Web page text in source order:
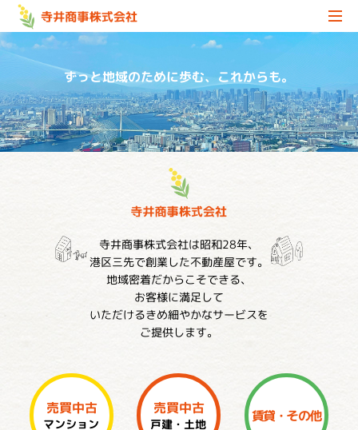
ずっと地域のために歩む、これからも。
寺井商事株式会社は昭和28年、
港区三先で創業した不動産屋です。
地域密着だからこそできる、
お客様に満足して
いただけるきめ細やかなサービスを
ご提供します。
売買中古
マンション
売買中古
戸建・土地 賃貸・その他